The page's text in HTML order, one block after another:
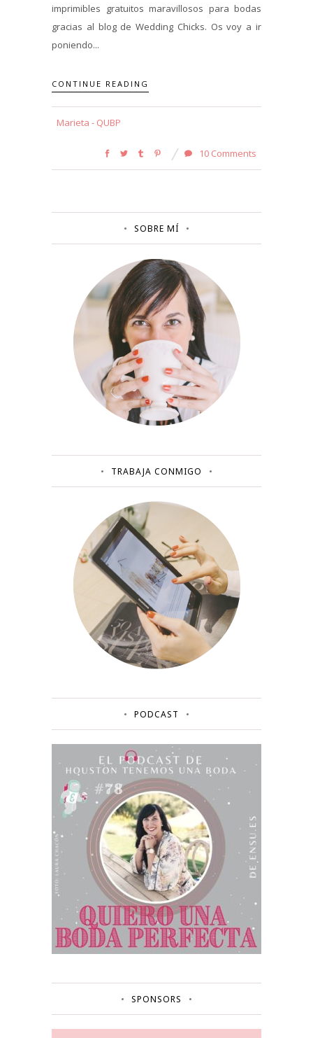
imprimibles gratuitos maravillosos para bodas
gracias al blog de Wedding Chicks. Os voy a ir
poniendo...
CONTINUE READING
Marieta - QUBP
10 Comments
SOBRE MÍ
TRABAJA CONMIGO
PODCAST
SPONSORS